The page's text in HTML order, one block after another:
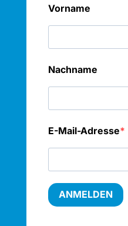
Vorname
Nachname
E-Mail-Adresse
ANMELDEN